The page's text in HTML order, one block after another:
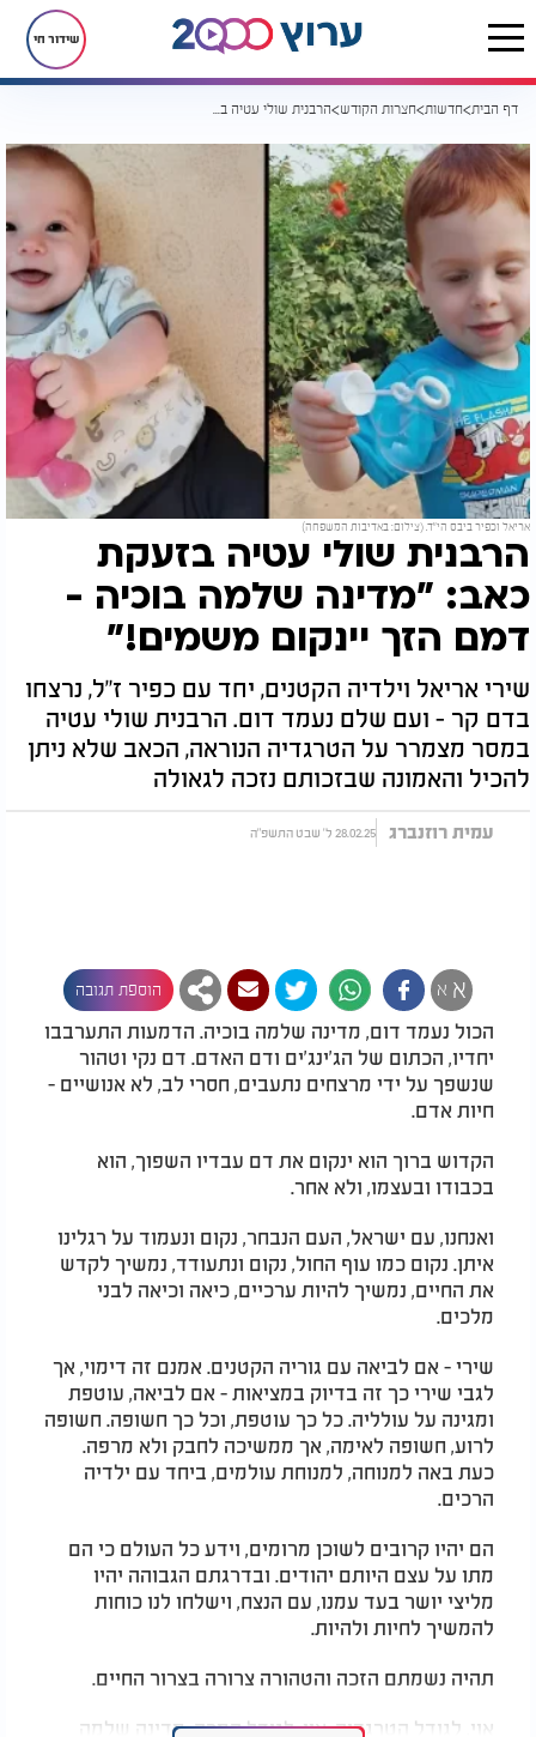
שידור חי
דף הבית חדשות חצרות הקודש הרבנית שולי עטיה בזעקת כאב: "מדינה שלמה בוכיה - דמם הזך יינקום משמים!"
אריאל וכפיר ביבס הי״ד. (צילום: באדיבות המשפחה)
הרבנית שולי עטיה בזעקת
כאב: "מדינה שלמה בוכיה -
דמם הזך יינקום משמים!"
שירי אריאל וילדיה הקטנים, יחד עם כפיר ז"ל, נרצחו
בדם קר - ועם שלם נעמד דום. הרבנית שולי עטיה
במסר מצמרר על הטרגדיה הנוראה, הכאב שלא ניתן
להכיל והאמונה שבזכותם נזכה לגאולה
עמית רוזנברג 28.02.25 ל' שבט התשפ"ה
א א הוספת תגובה
הכול נעמד דום, מדינה שלמה בוכיה. הדמעות התערבבו
יחדיו, הכתום של הג'ינג'ים ודם האדם. דם נקי וטהור
שנשפך על ידי מרצחים נתעבים, חסרי לב, לא אנושיים -
חיות אדם.
הקדוש ברוך הוא ינקום את דם עבדיו השפוך, הוא
בכבודו ובעצמו, ולא אחר.
ואנחנו, עם ישראל, העם הנבחר, נקום ונעמוד על רגלינו
איתן. נקום כמו עוף החול, נקום ונתעודד, נמשיך לקדש
את החיים, נמשיך להיות ערכיים, כיאה וכיאה לבני
מלכים.
שירי - אם לביאה עם גוריה הקטנים. אמנם זה דימוי, אך
לגבי שירי כך זה בדיוק במציאות - אם לביאה, עוטפת
ומגינה על עולליה. כל כך עוטפת, וכל כך חשופה. חשופה
לרוע, חשופה לאימה, אך ממשיכה לחבק ולא מרפה.
כעת באה למנוחה, למנוחת עולמים, ביחד עם ילדיה
הרכים.
הם יהיו קרובים לשוכן מרומים, וידע כל העולם כי הם
מתו על עצם היותם יהודים. ובדרגתם הגבוהה יהיו
מליצי יושר בעד עמנו, עם הנצח, וישלחו לנו כוחות
להמשיך לחיות ולהיות.
תהיה נשמתם הזכה והטהורה צרורה בצרור החיים.
אוי, לגודל הטרגדיה. אוי, לגודל המכה. מדינה שלמה